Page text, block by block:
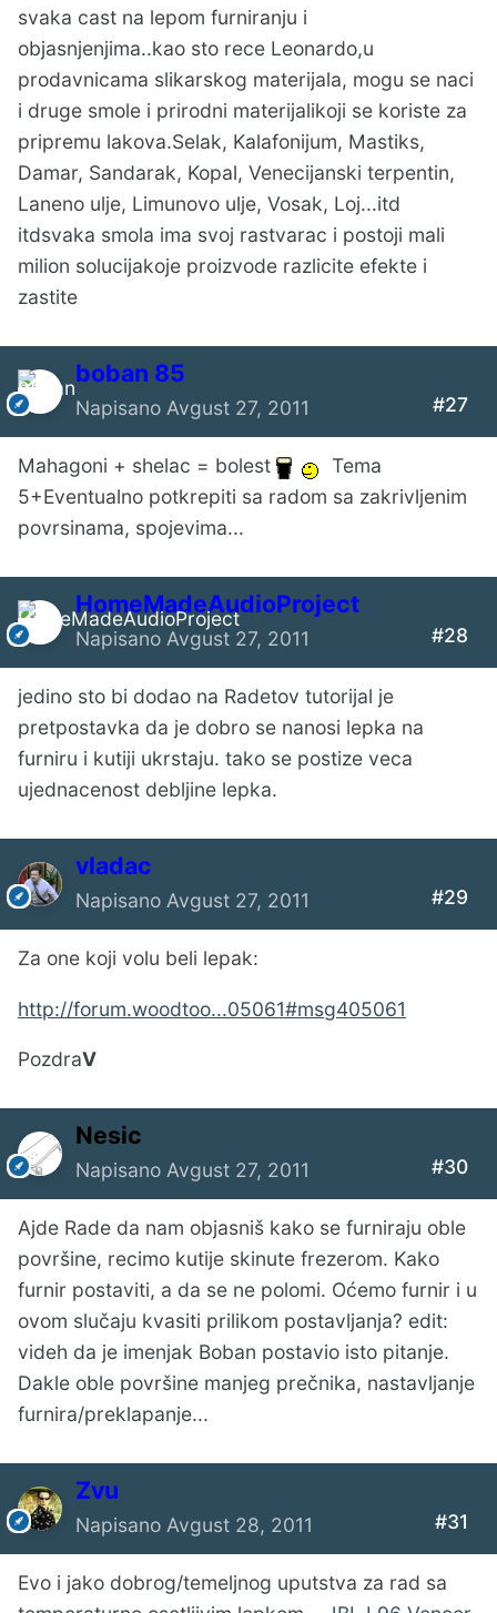
svaka cast na lepom furniranju i
objasnjenjima..kao sto rece Leonardo,u
prodavnicama slikarskog materijala, mogu se naci
i druge smole i prirodni materijalikoji se koriste za
pripremu lakova.Selak, Kalafonijum, Mastiks,
Damar, Sandarak, Kopal, Venecijanski terpentin,
Laneno ulje, Limunovo ulje, Vosak, Loj...itd
itdsvaka smola ima svoj rastvarac i postoji mali
milion solucijakoje proizvode razlicite efekte i
zastite
boban 85
Napisano Avgust 27, 2011 #27
Mahagoni + shelac = bolest
Tema
5+Eventualno potkrepiti sa radom sa zakrivljenim
povrsinama, spojevima...
HomeMadeAudioProject
Napisano Avgust 27, 2011 #28
jedino sto bi dodao na Radetov tutorijal je
pretpostavka da je dobro se nanosi lepka na
furniru i kutiji ukrstaju. tako se postize veca
ujednacenost debljine lepka.
vladac
Napisano Avgust 27, 2011 #29
Za one koji volu beli lepak:
http://forum.woodtoo...05061#msg405061
PozdraV
Nesic
Napisano Avgust 27, 2011 #30
Ajde Rade da nam objasniš kako se furniraju oble
površine, recimo kutije skinute frezerom. Kako
furnir postaviti, a da se ne polomi. Oćemo furnir i u
ovom slučaju kvasiti prilikom postavljanja? edit:
videh da je imenjak Boban postavio isto pitanje.
Dakle oble površine manjeg prečnika, nastavljanje
furnira/preklapanje...
Zvu
Napisano Avgust 28, 2011 #31
Evo i jako dobrog/temeljnog uputstva za rad sa